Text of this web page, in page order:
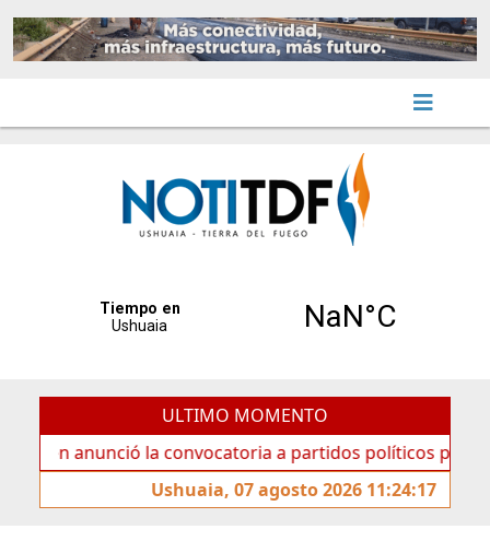
ULTIMO MOMENTO
anunció la convocatoria a partidos políticos por «ficha
Ushuaia, 07 agosto 2026 11:24:17